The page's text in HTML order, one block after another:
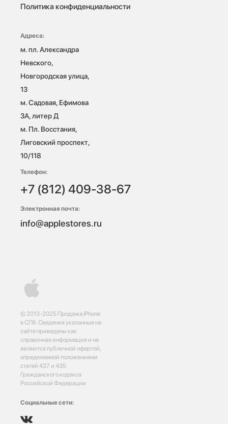
© 2013-2025 Продажа iPhone
в СПб. Сведения указанные на
сайте приведены как
справочная информация и не
являются публичной офертой,
определяемой положениями
статей 437 и 435
Гражданского кодекса
Российской Федерации
Социальные сети:
Политика конфиденциальности
Адреса:
м. пл. Александра
Невского,
Новгородская улица,
13
м. Садовая, Ефимова
3А, литер Д
м. Пл. Восстания,
Лиговский проспект,
10/118
Телефон:
+7 (812) 409-38-67
Электронная почта:
info@applestores.ru